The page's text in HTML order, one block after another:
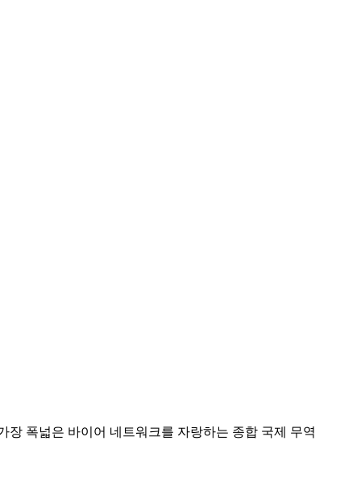
장 폭넓은 바이어 네트워크를 자랑하는 종합 국제 무역